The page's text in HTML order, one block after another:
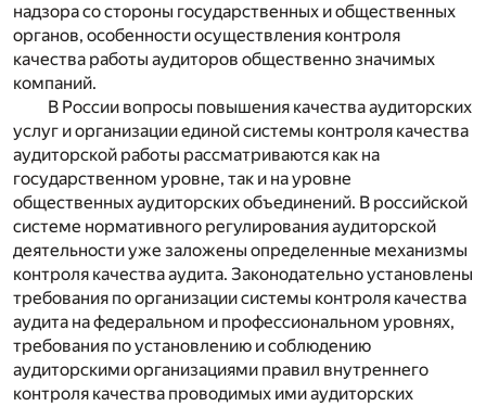
надзора со стороны государственных и общественных
органов, особенности осуществления контроля
качества работы аудиторов общественно значимых
компаний.
В России вопросы повышения качества аудиторских
услуг и организации единой системы контроля качества
аудиторской работы рассматриваются как на
государственном уровне, так и на уровне
общественных аудиторских объединений. В российской
системе нормативного регулирования аудиторской
деятельности уже заложены определенные механизмы
контроля качества аудита. Законодательно установлены
требования по организации системы контроля качества
аудита на федеральном и профессиональном уровнях,
требования по установлению и соблюдению
аудиторскими организациями правил внутреннего
контроля качества проводимых ими аудиторских